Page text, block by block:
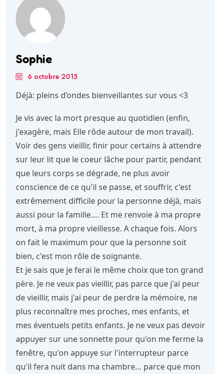
Sophie
6 octobre 2015
Déjà: pleins d’ondes bienveillantes sur vous <3
Je vis avec la mort presque au quotidien (enfin,
j'exagère, mais Elle rôde autour de mon travail).
Voir des gens vieillir, finir pour certains à attendre
sur leur lit que le coeur lâche pour partir, pendant
que leurs corps se dégrade, ne plus avoir
conscience de ce qu'il se passe, et souffrir, c'est
extrêmement difficile pour la personne déjà, mais
aussi pour la famille…. Et me renvoie à ma propre
mort, à ma propre vieillesse. A chaque fois. Alors
on fait le maximum pour que la personne soit
bien, c'est mon rôle de soignante.
Et je sais que je ferai le même choix que ton grand
père. Je ne veux pas vieillir, pas parce que j'ai peur
de vieillir, mais j'ai peur de perdre la mémoire, ne
plus reconnaître mes proches, mes enfants, et
mes éventuels petits enfants. Je ne veux pas devoir
appuyer sur une sonnette pour qu'on me ferme la
fenêtre, qu'on appuye sur l'interrupteur parce
qu'il fera nuit dans ma chambre… parce que mon